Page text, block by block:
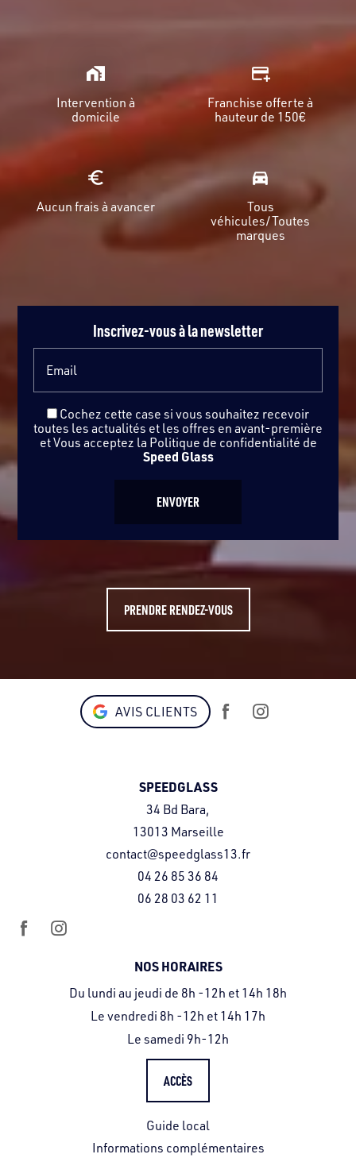
home_work
Intervention à
domicile
add_card
Franchise offerte à
hauteur de 150€
euro_symbol
Aucun frais à avancer
directions_car_filled
Tous
véhicules/Toutes
marques
Inscrivez-vous à la newsletter
Email
Cochez cette case si vous souhaitez recevoir
toutes les actualités et les offres en avant-première
et Vous acceptez la Politique de confidentialité de
Speed Glass
PRENDRE RENDEZ-VOUS
AVIS CLIENTS
SPEEDGLASS
34 Bd Bara,
13013 Marseille
contact@speedglass13.fr
04 26 85 36 84
06 28 03 62 11
NOS HORAIRES
Du lundi au jeudi de 8h -12h et 14h 18h
Le vendredi 8h -12h et 14h 17h
Le samedi 9h-12h
ACCÈS
Guide local
Informations complémentaires